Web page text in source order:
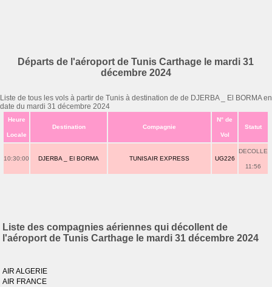
Départs de l'aéroport de Tunis Carthage le mardi 31
décembre 2024
Liste de tous les vols à partir de Tunis à destination de de DJERBA _ El BORMA en
date du mardi 31 décembre 2024
Heure
Locale
Destination Compagnie
N° de
Vol
Statut
10:30:00 DJERBA _ El BORMA TUNISAIR EXPRESS UG226
DECOLLE
11:56
Liste des compagnies aériennes qui décollent de
l'aéroport de Tunis Carthage le mardi 31 décembre 2024
AIR ALGERIE
AIR FRANCE